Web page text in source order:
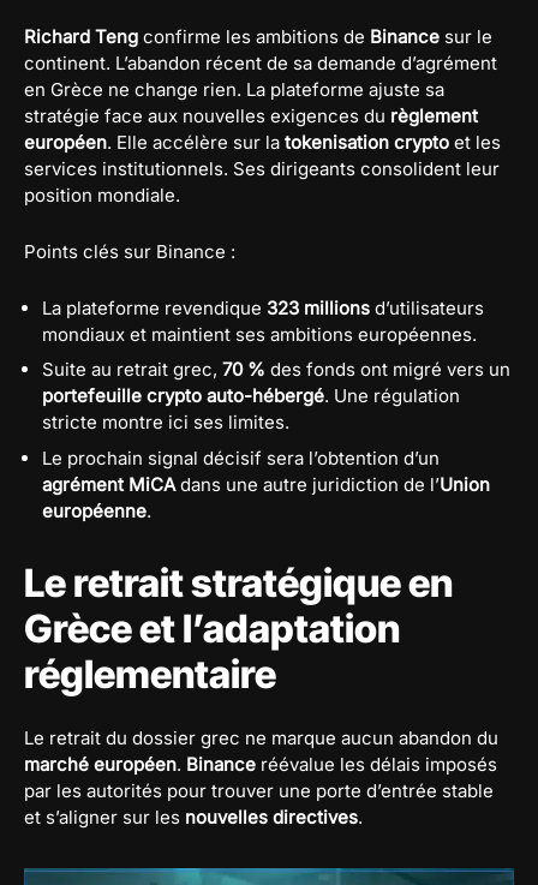
Richard Teng confirme les ambitions de Binance sur le
continent. L’abandon récent de sa demande d’agrément
en Grèce ne change rien. La plateforme ajuste sa
stratégie face aux nouvelles exigences du règlement
européen. Elle accélère sur la tokenisation crypto et les
services institutionnels. Ses dirigeants consolident leur
position mondiale.
Points clés sur Binance :
La plateforme revendique 323 millions d’utilisateurs
mondiaux et maintient ses ambitions européennes.
Suite au retrait grec, 70 % des fonds ont migré vers un
portefeuille crypto auto-hébergé. Une régulation
stricte montre ici ses limites.
Le prochain signal décisif sera l’obtention d’un
agrément MiCAdans une autre juridiction de l’Union
européenne.
Le retrait stratégique en
Grèce et l’adaptation
réglementaire
Le retrait du dossier grec ne marque aucun abandon du
marché européen. Binance réévalue les délais imposés
par les autorités pour trouver une porte d’entrée stable
et s’aligner sur les nouvelles directives.